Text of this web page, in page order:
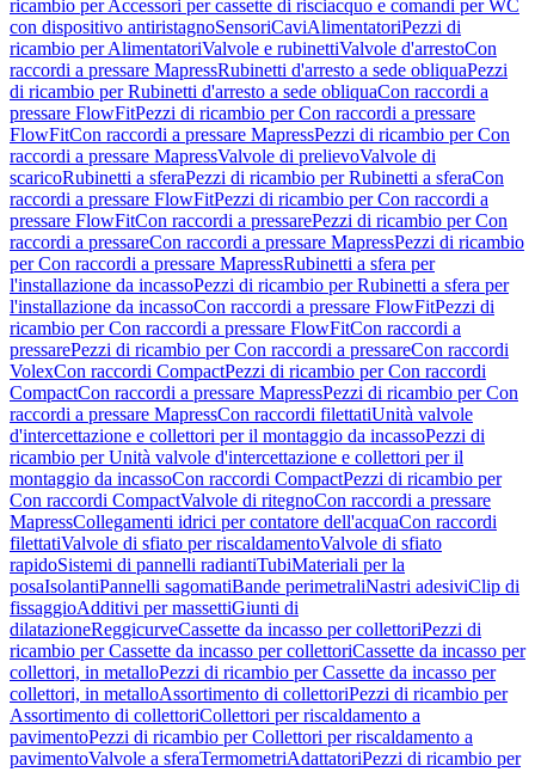
ricambio per Accessori per cassette di risciacquo e comandi per WC
con dispositivo antiristagnoSensoriCaviAlimentatoriPezzi di
ricambio per AlimentatoriValvole e rubinettiValvole d'arrestoCon
raccordi a pressare MapressRubinetti d'arresto a sede obliquaPezzi
di ricambio per Rubinetti d'arresto a sede obliquaCon raccordi a
pressare FlowFitPezzi di ricambio per Con raccordi a pressare
FlowFitCon raccordi a pressare MapressPezzi di ricambio per Con
raccordi a pressare MapressValvole di prelievoValvole di
scaricoRubinetti a sferaPezzi di ricambio per Rubinetti a sferaCon
raccordi a pressare FlowFitPezzi di ricambio per Con raccordi a
pressare FlowFitCon raccordi a pressarePezzi di ricambio per Con
raccordi a pressareCon raccordi a pressare MapressPezzi di ricambio
per Con raccordi a pressare MapressRubinetti a sfera per
l'installazione da incassoPezzi di ricambio per Rubinetti a sfera per
l'installazione da incassoCon raccordi a pressare FlowFitPezzi di
ricambio per Con raccordi a pressare FlowFitCon raccordi a
pressarePezzi di ricambio per Con raccordi a pressareCon raccordi
VolexCon raccordi CompactPezzi di ricambio per Con raccordi
CompactCon raccordi a pressare MapressPezzi di ricambio per Con
raccordi a pressare MapressCon raccordi filettatiUnità valvole
d'intercettazione e collettori per il montaggio da incassoPezzi di
ricambio per Unità valvole d'intercettazione e collettori per il
montaggio da incassoCon raccordi CompactPezzi di ricambio per
Con raccordi CompactValvole di ritegnoCon raccordi a pressare
MapressCollegamenti idrici per contatore dell'acquaCon raccordi
filettatiValvole di sfiato per riscaldamentoValvole di sfiato
rapidoSistemi di pannelli radiantiTubiMateriali per la
posaIsolantiPannelli sagomatiBande perimetraliNastri adesiviClip di
fissaggioAdditivi per massettiGiunti di
dilatazioneReggicurveCassette da incasso per collettoriPezzi di
ricambio per Cassette da incasso per collettoriCassette da incasso per
collettori, in metalloPezzi di ricambio per Cassette da incasso per
collettori, in metalloAssortimento di collettoriPezzi di ricambio per
Assortimento di collettoriCollettori per riscaldamento a
pavimentoPezzi di ricambio per Collettori per riscaldamento a
pavimentoValvole a sferaTermometriAdattatoriPezzi di ricambio per